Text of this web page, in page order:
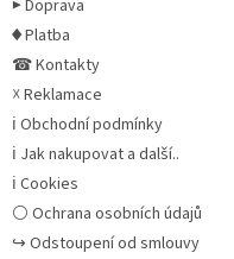
▶ Doprava
♦ Platba
☎ Kontakty
☓ Reklamace
ℹ Obchodní podmínky
ℹ Jak nakupovat a další..
ℹ Cookies
⚪ Ochrana osobních údajů
↪ Odstoupení od smlouvy